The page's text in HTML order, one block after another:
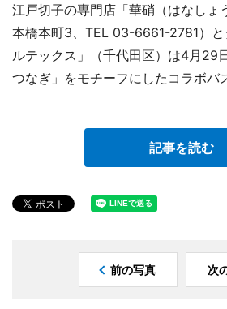
江戸切子の専門店「華硝（はなしょ
本橋本町3、TEL 03-6661-2781）と
ルテックス」（千代田区）は4月29
つなぎ」をモチーフにしたコラボバ
記事を読む
前の写真 次